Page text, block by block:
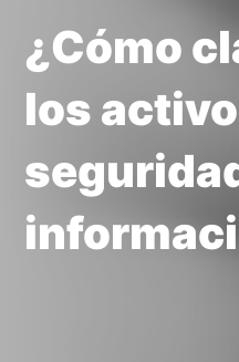
¿Cómo
los